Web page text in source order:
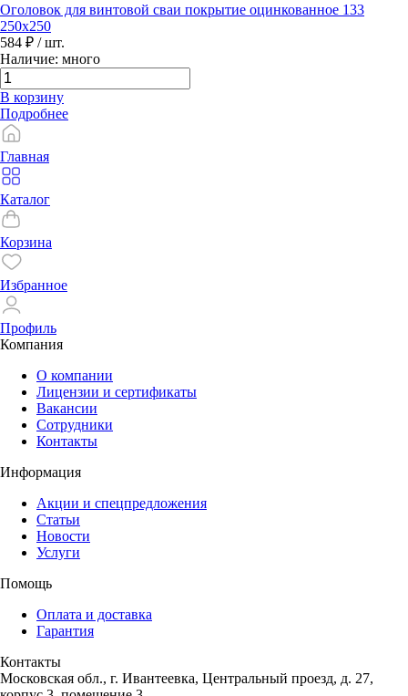
Оголовок для винтовой сваи покрытие оцинкованное 133
250х250
584 ₽ / шт.
Наличие: много
В корзину
Подробнее
Главная
Каталог
Корзина
Избранное
Профиль
Компания
О компании
Лицензии и сертификаты
Вакансии
Сотрудники
Контакты
Информация
Акции и спецпредложения
Статьи
Новости
Услуги
Помощь
Оплата и доставка
Гарантия
Контакты
Московская обл., г. Ивантеевка, Центральный проезд, д. 27,